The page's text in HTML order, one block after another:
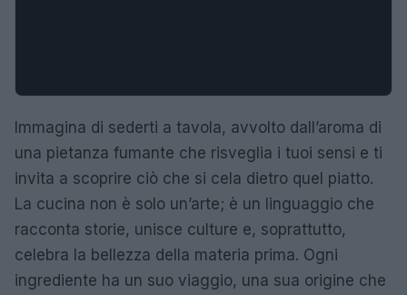
Immagina di sederti a tavola, avvolto dall’aroma di
una pietanza fumante che risveglia i tuoi sensi e ti
invita a scoprire ciò che si cela dietro quel piatto.
La cucina non è solo un’arte; è un linguaggio che
racconta storie, unisce culture e, soprattutto,
celebra la bellezza della materia prima. Ogni
ingrediente ha un suo viaggio, una sua origine che